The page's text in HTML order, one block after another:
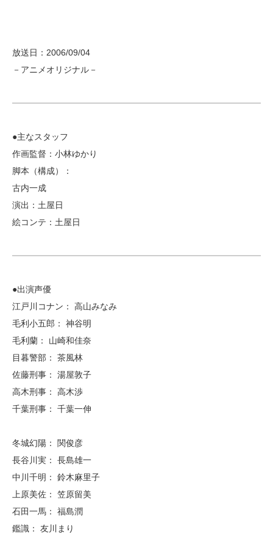
放送日：2006/09/04
－アニメオリジナル－
●主なスタッフ
作画監督：小林ゆかり
脚本（構成）：
古内一成
演出：土屋日
絵コンテ：土屋日
●出演声優
江戸川コナン： 高山みなみ
毛利小五郎： 神谷明
毛利蘭： 山崎和佳奈
目暮警部： 茶風林
佐藤刑事： 湯屋敦子
高木刑事： 高木渉
千葉刑事： 千葉一伸
冬城幻陽： 関俊彦
長谷川実： 長島雄一
中川千明： 鈴木麻里子
上原美佐： 笠原留美
石田一馬： 福島潤
鑑識： 友川まり